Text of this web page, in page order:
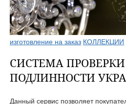
изготовление на заказ КОЛЛЕКЦИИ
СИСТЕМА ПРОВЕРКИ
ПОДЛИННОСТИ
Данный сервис позволяет